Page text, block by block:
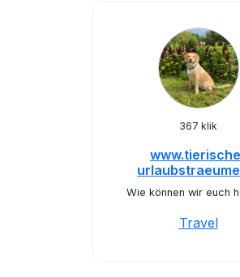
367 klik
Wie können wir euch
Travel